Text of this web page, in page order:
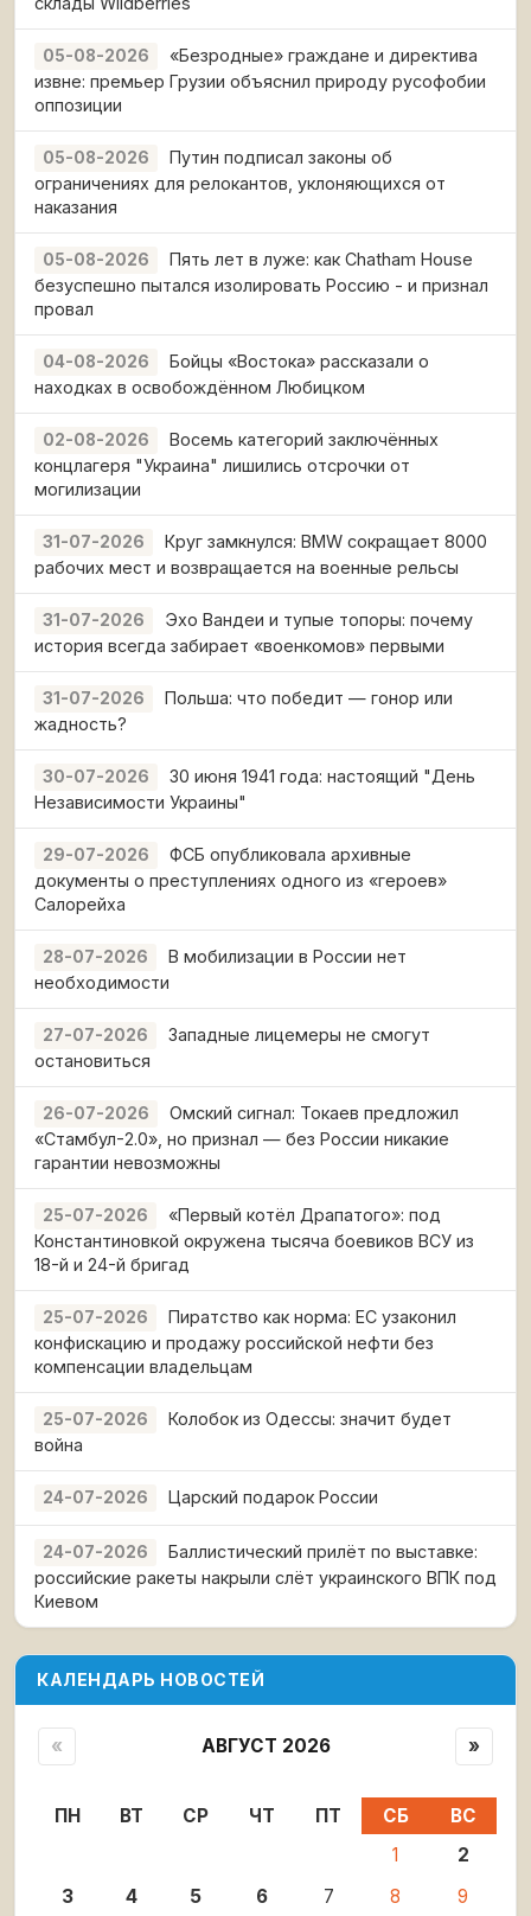
05-08-2026
«Безродные» граждане и директива
извне: премьер Грузии объяснил природу русофобии
оппозиции
05-08-2026
Путин подписал законы об
ограничениях для релокантов, уклоняющихся от
наказания
05-08-2026
Пять лет в луже: как Chatham House
безуспешно пытался изолировать Россию - и признал
провал
04-08-2026
Бойцы «Востока» рассказали о
находках в освобождённом Любицком
02-08-2026
Восемь категорий заключённых
концлагеря "Украина" лишились отсрочки от
могилизации
31-07-2026
Круг замкнулся: BMW сокращает 8000
рабочих мест и возвращается на военные рельсы
31-07-2026
Эхо Вандеи и тупые топоры: почему
история всегда забирает «военкомов» первыми
31-07-2026
Польша: что победит — гонор или
жадность?
30-07-2026
30 июня 1941 года: настоящий "День
Независимости Украины"
29-07-2026
ФСБ опубликовала архивные
документы о преступлениях одного из «героев»
Салорейха
28-07-2026
В мобилизации в России нет
необходимости
27-07-2026
Западные лицемеры не смогут
остановиться
26-07-2026
Омский сигнал: Токаев предложил
«Стамбул-2.0», но признал — без России никакие
гарантии невозможны
25-07-2026
«Первый котёл Драпатого»: под
Константиновкой окружена тысяча боевиков ВСУ из
18-й и 24-й бригад
25-07-2026
Пиратство как норма: ЕС узаконил
конфискацию и продажу российской нефти без
компенсации владельцам
25-07-2026
Колобок из Одессы: значит будет
война
24-07-2026 Царский подарок России
24-07-2026
Баллистический прилёт по выставке:
российские ракеты накрыли слёт украинского ВПК под
Киевом
КАЛЕНДАРЬ НОВОСТЕЙ
« АВГУСТ 2026 »
ПН ВТ СР ЧТ ПТ СБ
ВС
1
2
3
4 5 6 7 8
9